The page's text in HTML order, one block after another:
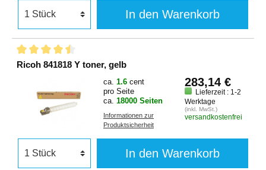
In den Warenkorb
Ricoh 841818 Y toner, gelb
ca. 1.6 cent
pro Seite
ca. 18000 Seiten
Informationen zur
Produktsicherheit
283,14 €
Lieferzeit : 1-2
Werktage
(inkl. MwSt.)
versandkostenfrei
In den Warenkorb